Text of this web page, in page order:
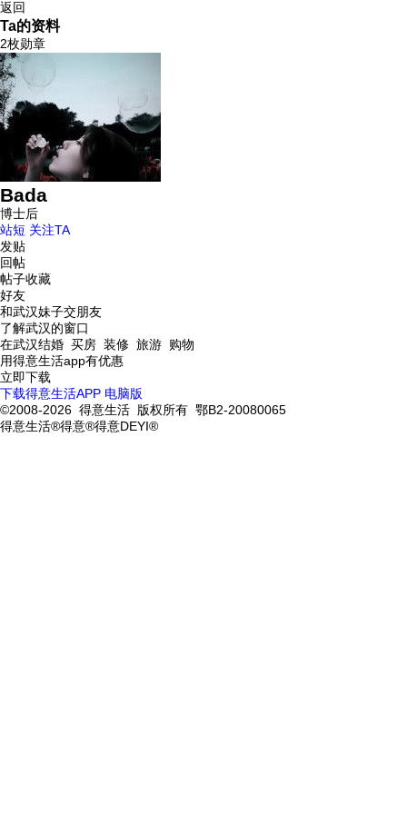
返回
Ta的资料
2枚勋章
Bada
博士后
站短 关注TA
发贴
回帖
帖子收藏
好友
和武汉妹子交朋友
了解武汉的窗口
在武汉结婚 买房 装修 旅游 购物
用得意生活app有优惠
立即下载
下载得意生活APP 电脑版
©2008-2026 得意生活 版权所有 鄂B2-20080065
得意生活®得意®得意DEYI®